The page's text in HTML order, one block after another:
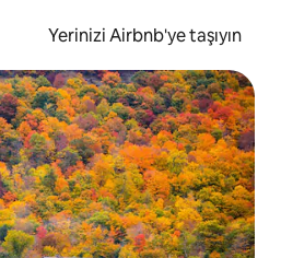
Yerinizi Airbnb'ye taşıyın